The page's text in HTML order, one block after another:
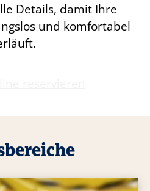
Details, damit Ihre
und komfortabel